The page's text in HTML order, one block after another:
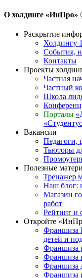
О холдинге «ИнПро»
Раскрытие
Холдингу
События,
Контакты
Проекты
Частная
Частный
Школа
Порталы
Вакансии
Педагоги,
Тьюторы
Полезные
Тренажер
Наш блог:
Магазин
работ
Рейтинг и
Откройте
Франшиза
детей и
Франшиза
Франшиза
Франшиза
Франшиза